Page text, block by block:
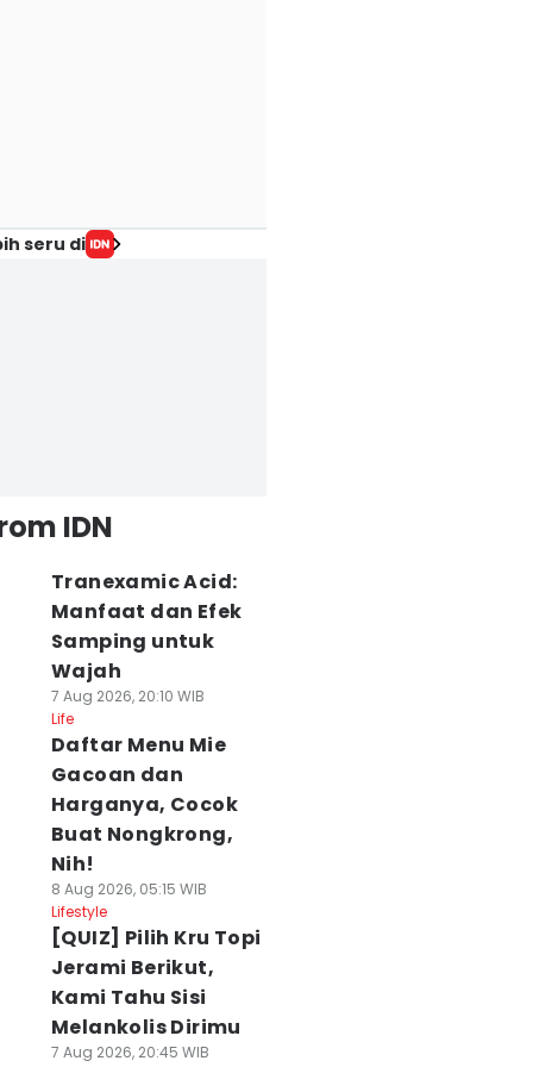
seru di
IDN
Tranexamic Acid:
Manfaat dan Efek
Samping untuk
Wajah
7 Aug 2026, 20:10 WIB
Life
Daftar Menu Mie
Gacoan dan
Harganya, Cocok
Buat Nongkrong,
Nih!
8 Aug 2026, 05:15 WIB
Lifestyle
[QUIZ] Pilih Kru Topi
Jerami Berikut,
Kami Tahu Sisi
Melankolis Dirimu
7 Aug 2026, 20:45 WIB